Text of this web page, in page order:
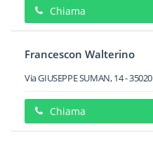
Chiama
Francescon Walterino
Via GIUSEPPE SUMAN, 14-35020
Chiama